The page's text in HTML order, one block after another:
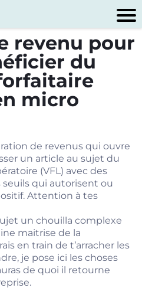
revenu pour
du
micro
de revenus qui ouvre
un article au sujet du
(VFL) avec des
qui autorisent ou
Attention à tes
un chouilla complexe
maitrise de la
en train de t’arracher les
je pose ici les choses
de quoi il retourne